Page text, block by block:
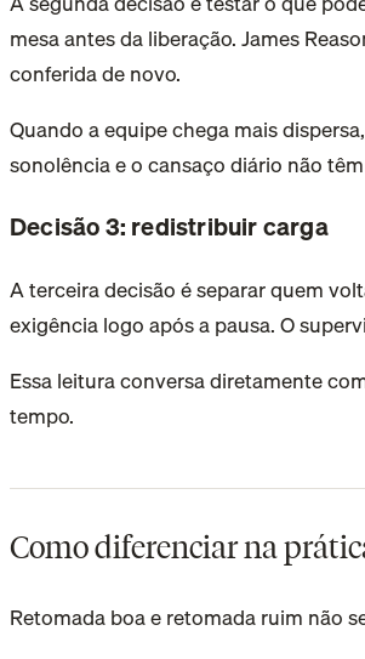
mesa antes da liberação. James
conferida de novo.
Quando a equipe chega mais
sonolência e o cansaço diário não
Decisão 3: redistribuir carga
A terceira decisão é separar quem
exigência logo após a pausa. O
Essa leitura conversa diretamente
tempo.
Como diferenciar na
Retomada boa e retomada ruim não